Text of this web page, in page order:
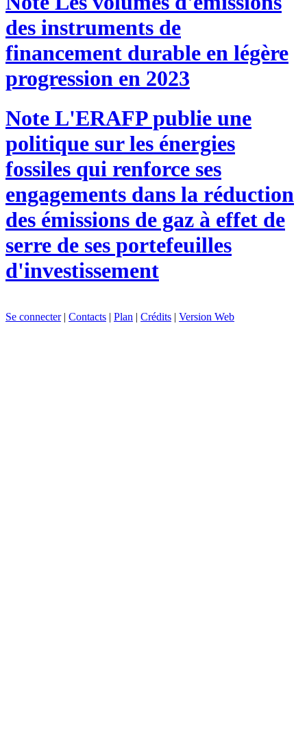
des instruments de
financement durable en légère
progression en 2023
Note L'ERAFP publie une
politique sur les énergies
fossiles qui renforce ses
engagements dans la réduction
des émissions de gaz à effet de
serre de ses portefeuilles
d'investissement
Se connecter| Contacts | Plan | Crédits | Version Web